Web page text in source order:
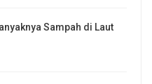
Sampah di Laut